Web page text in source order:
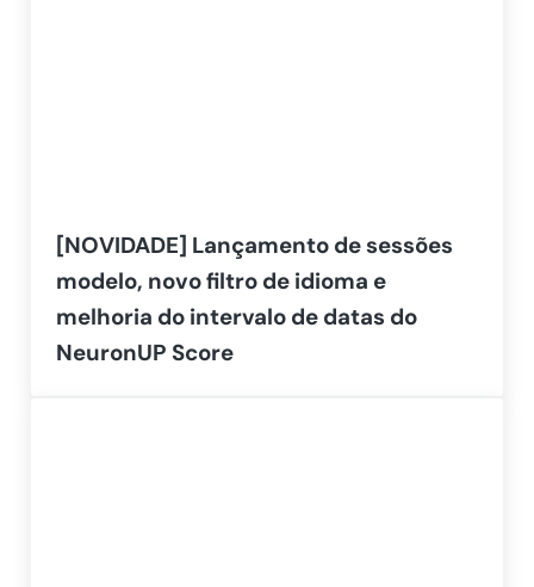
[NOVIDADE] Lançamento de sessões
modelo, novo filtro de idioma e
melhoria do intervalo de datas do
NeuronUP Score